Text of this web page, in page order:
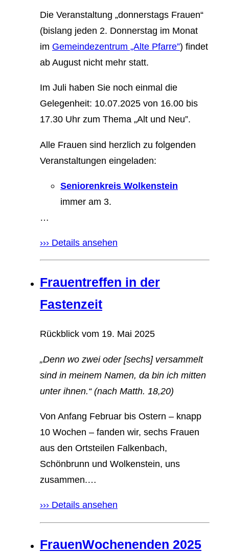
Die Veranstaltung „donnerstags Frauen“
(bislang jeden 2. Donnerstag im Monat
im Gemeindezentrum „Alte Pfarre”) findet
ab August nicht mehr statt.
Im Juli haben Sie noch einmal die
Gelegenheit: 10.07.2025 von 16.00 bis
17.30 Uhr zum Thema „Alt und Neu”.
Alle Frauen sind herzlich zu folgenden
Veranstaltungen eingeladen:
Seniorenkreis Wolkenstein
immer am 3.
…
››› Details ansehen
Frauentreffen in der
Fastenzeit
Rückblick vom 19. Mai 2025
„Denn wo zwei oder [sechs] versammelt
sind in meinem Namen, da bin ich mitten
unter ihnen.“ (nach Matth. 18,20)
Von Anfang Februar bis Ostern – knapp
10 Wochen – fanden wir, sechs Frauen
aus den Ortsteilen Falkenbach,
Schönbrunn und Wolkenstein, uns
zusammen.…
››› Details ansehen
FrauenWochenenden 2025